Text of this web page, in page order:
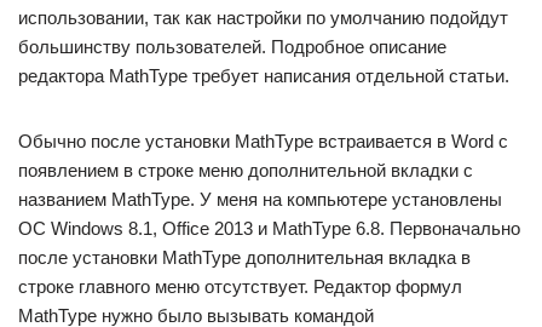
использовании, так как настройки по умолчанию подойдут
большинству пользователей. Подробное описание
редактора MathType требует написания отдельной статьи.
Обычно после установки MathType встраивается в Word с
появлением в строке меню дополнительной вкладки с
названием MathType. У меня на компьютере установлены
ОС Windows 8.1, Office 2013 и MathType 6.8. Первоначально
после установки MathType дополнительная вкладка в
строке главного меню отсутствует. Редактор формул
MathType нужно было вызывать командой